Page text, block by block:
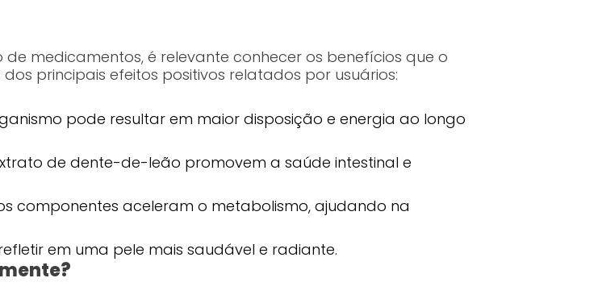
medicamentos, é relevante conhecer os benefícios que o
principais efeitos positivos relatados por usuários:
pode resultar em maior disposição e energia ao longo
de dente-de-leão promovem a saúde intestinal e
componentes aceleram o metabolismo, ajudando na
em uma pele mais saudável e radiante.